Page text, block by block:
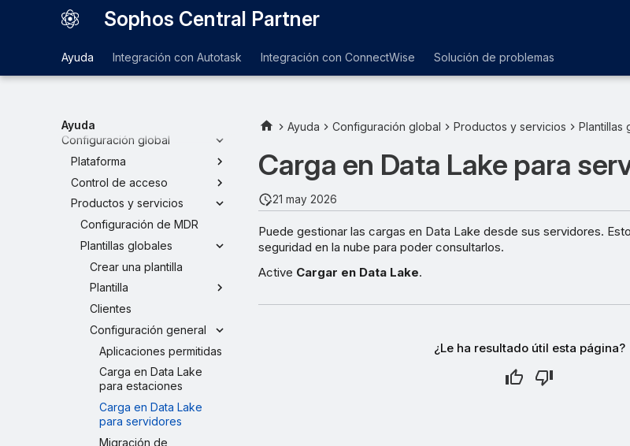
Sophos Central Partner
Ayuda Integración con Autotask Integración con ConnectWise Solución de problemas
Ayuda
control
Detalles del ataque
Mi negocio
Mis productos
Mi entorno
Configuración global
Plataforma
Control de acceso
Productos y servicios
Configuración de MDR
Plantillas globales
Crear una plantilla
Plantilla
Clientes
Configuración general
Aplicaciones permitidas
Carga en Data Lake
para estaciones
Carga en Data Lake
para servidores
Migración de
Ayuda Configuración global Productos y servicios Plantillas
Carga en Data Lake para
21 may 2026
Puede gestionar las cargas en Data Lake desde sus servidores.
seguridad en la nube para poder consultarlos.
Active Cargar en Data Lake.
¿Le ha resultado útil esta página?